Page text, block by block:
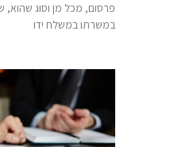
פרסום, מכל מן וסוג
במשרתו במשלח ידו